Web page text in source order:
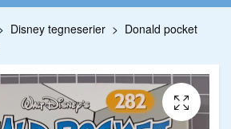
Disney tegneserier
Donald pocket